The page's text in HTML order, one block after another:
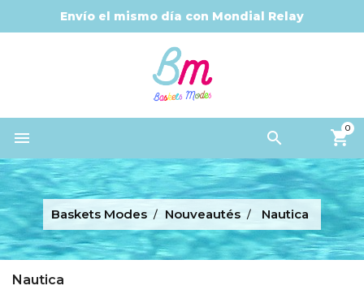
Envío el mismo día con Mondial Relay


0
Baskets Modes Nouveautés Nautica
Nautica